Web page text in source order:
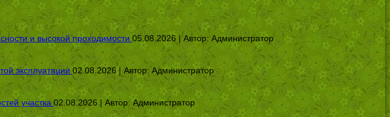
и высокой проходимости 05.08.2026 | Автор:Администратор
эксплуатации 02.08.2026 | Автор:Администратор
участка 02.08.2026 | Автор:Администратор